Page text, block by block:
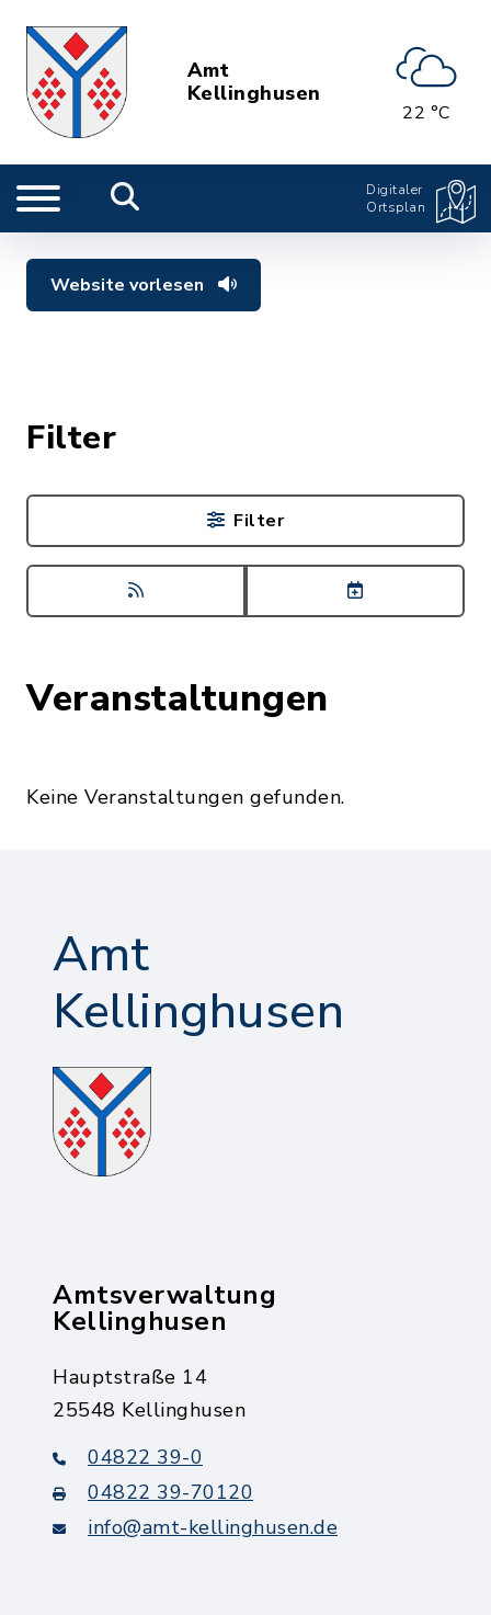
Amt
Kellinghusen
22 °C
Digitaler
Ortsplan
Website vorlesen
Veranstaltungen
Keine Veranstaltungen gefunden.
Filter
Filter
Amt
Kellinghusen
Amtsverwaltung
Kellinghusen
Hauptstraße 14
25548 Kellinghusen
04822 39-0
04822 39-70120
info@amt-kellinghusen.de